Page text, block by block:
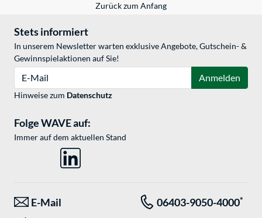
Zurück zum Anfang
Stets informiert
In unserem Newsletter warten exklusive Angebote, Gutschein- &
Gewinnspielaktionen auf Sie!
Anmelden
Hinweise zum Datenschutz
Folge WAVE auf:
Immer auf dem aktuellen Stand
E-Mail 06403-9050-4000*